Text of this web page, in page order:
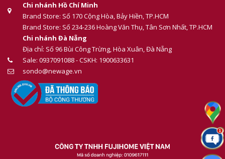
Chi nhánh Hồ Chí Minh
Brand Store: Số 170 Cộng Hòa, Bảy Hiền, TP.HCM
Brand Store: Số 234-236 Hoàng Văn Thụ, Tân Sơn Nhất, TP.HCM
Chi nhánh Đà Nẵng
Địa chỉ: Số 96 Bùi Công Trừng, Hòa Xuân, Đà Nẵng
Sale: 0937091088 - CSKH: 1900633631
sondo@newage.vn